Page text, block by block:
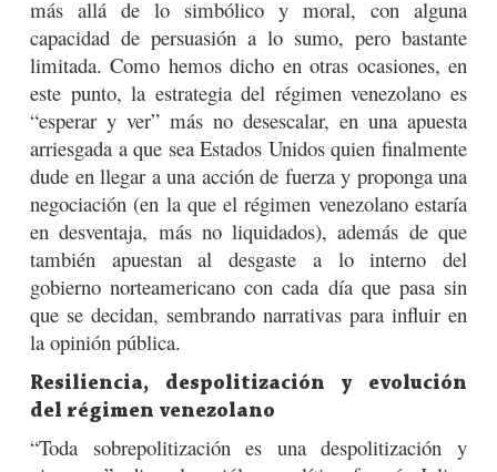
más allá de lo simbólico y moral, con alguna
capacidad de persuasión a lo sumo, pero bastante
limitada. Como hemos dicho en otras ocasiones, en
este punto, la estrategia del régimen venezolano es
“esperar y ver” más no desescalar, en una apuesta
arriesgada a que sea Estados Unidos quien finalmente
dude en llegar a una acción de fuerza y proponga una
negociación (en la que el régimen venezolano estaría
en desventaja, más no liquidados), además de que
también apuestan al desgaste a lo interno del
gobierno norteamericano con cada día que pasa sin
que se decidan, sembrando narrativas para influir en
la opinión pública.
Resiliencia, despolitización y evolución
del régimen venezolano
“Toda sobrepolitización es una despolitización y